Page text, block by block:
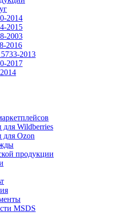
2014
2015
2003
2016
2013
2017
Wildberries
Ozon
продукции
MSDS